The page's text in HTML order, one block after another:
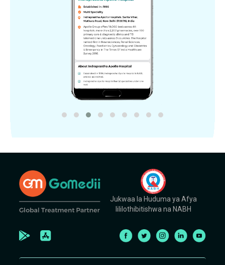
Jukwaa la Huduma ya Afya
lililothibitishwa na NABH